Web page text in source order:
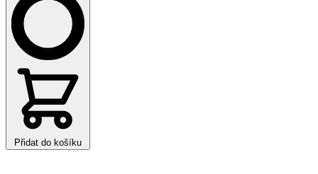
Přidat do košíku